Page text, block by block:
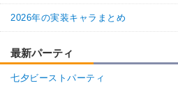
制御不能の力
【発動リンク
【一致するリ
2026年の実装キャラまとめ
最新パーティ
七夕ビーストパーティ